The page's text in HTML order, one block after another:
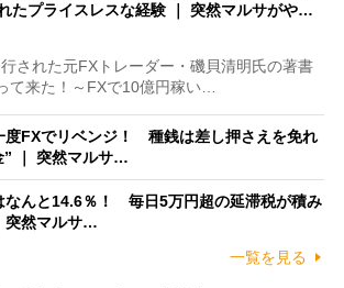
たプライスレスな経験 ｜ 突然マルサがや…
された元FXトレーダー・磯貝清明氏の著書
て来た！～FXで10億円稼い…
度FXでリベンジ！ 種銭は差し押さえを免れ
” ｜ 突然マルサ…
なんと14.6％！ 毎日5万円超の延滞税が積み
突然マルサ…
一覧を見る